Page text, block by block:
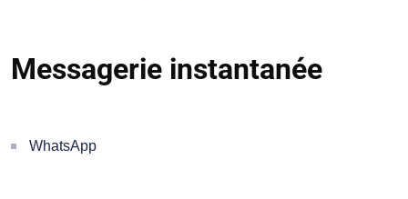
Messagerie instantanée
WhatsApp